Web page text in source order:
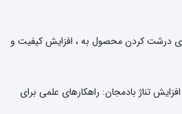
درشت کردن محصول به ، افزایش کیفیت و
تناژ بادمجان: راهکارهای علمی برای